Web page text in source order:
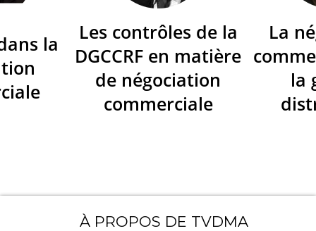
la
Les contrôles de la
DGCCRF en matière
de négociation
commerciale
La
la
À PROPOS DE TVDMA